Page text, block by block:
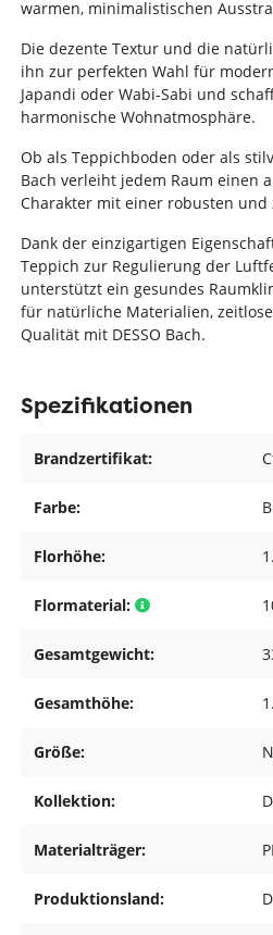
warmen, minimalistischen
Die dezente Textur und die
ihn zur perfekten Wahl für
Japandi oder Wabi-Sabi und
harmonische Wohnatmosphäre.
Ob als Teppichboden oder als
Bach verleiht jedem Raum einen
Charakter mit einer robusten und
Dank der einzigartigen
Teppich zur Regulierung der
unterstützt ein gesundes
für natürliche Materialien,
Qualität mit DESSO Bach.
Spezifikationen
Brandzertifikat:
Farbe:
Florhöhe:
Flormaterial:
Gesamtgewicht:
Gesamthöhe:
Größe:
Kollektion:
Materialträger:
Produktionsland: